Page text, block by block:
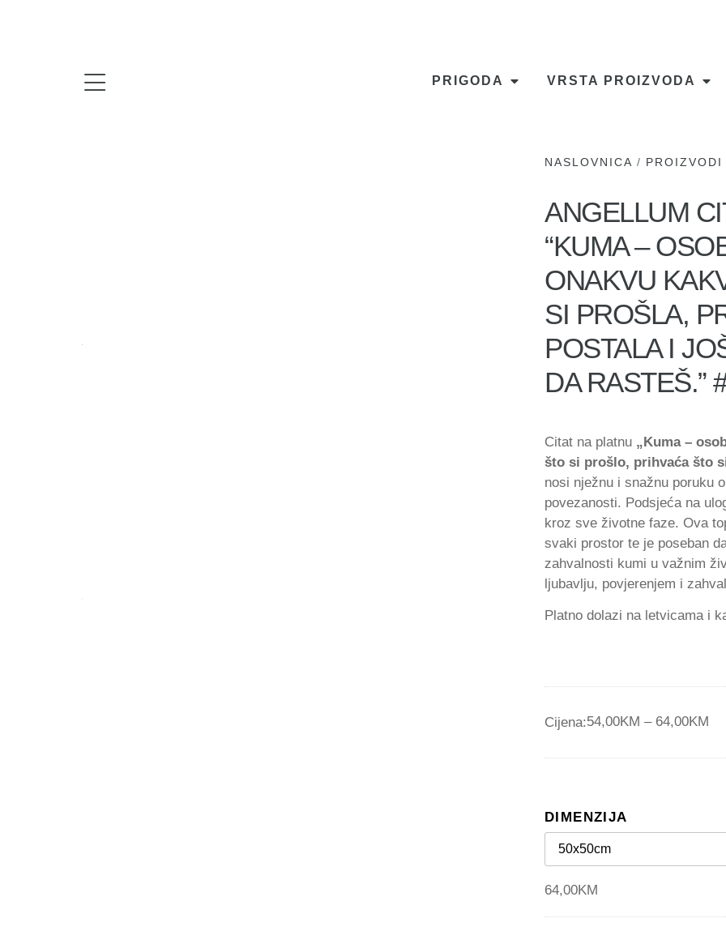
PRIGODA VRSTA PROIZVODA
NASLOVNICA / PROIZVODI
ANGELLUM
“KUMA –
ONAKVU
SI PROŠLA,
POSTALA I
DA RASTEŠ.”
Citat na platnu „Kuma –
što si prošlo, prihvaća što
nosi nježnu i snažnu poruku
povezanosti. Podsjeća na
kroz sve životne faze. Ova
svaki prostor te je poseban
zahvalnosti kumi u važnim
ljubavlju, povjerenjem i
Platno dolazi na letvicama i
Cijena:54,00KM – 64,00KM
DIMENZIJA
64,00KM